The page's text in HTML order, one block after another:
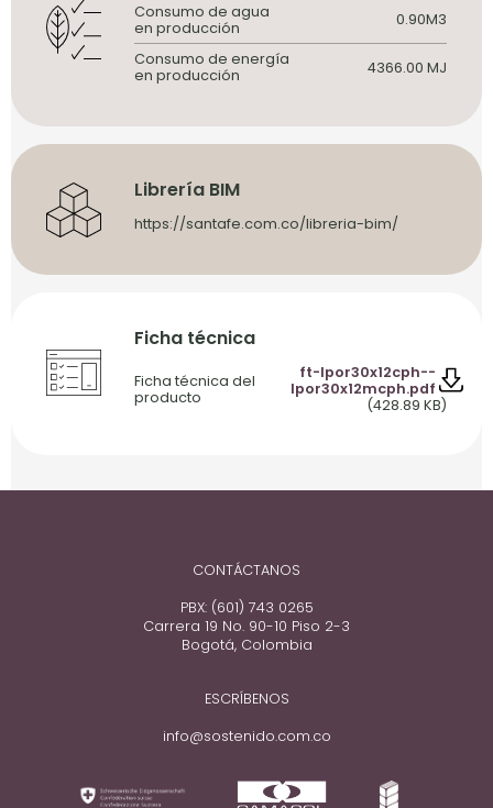
Consumo de agua
en producción
0.90M3
Consumo de energía
en producción
4366.00 MJ
Librería BIM
https://santafe.com.co/libreria-bim/
Ficha técnica
Ficha técnica del
producto
ft-lpor30x12cph--
lpor30x12mcph.pdf
(428.89 KB)
CONTÁCTANOS
PBX: (601) 743 0265
Carrera 19 No. 90-10 Piso 2-3
Bogotá, Colombia
ESCRÍBENOS
info@sostenido.com.co